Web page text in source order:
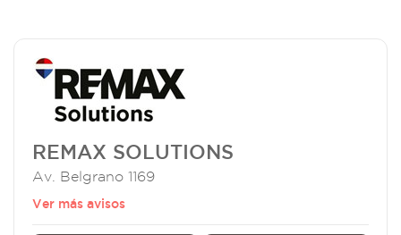
REMAX SOLUTIONS
Av. Belgrano 1169
Ver más avisos